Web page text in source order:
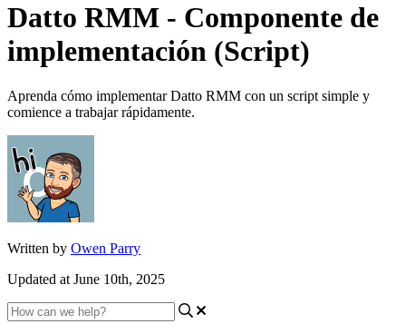
Datto RMM - Componente de
implementación (Script)
Aprenda cómo implementar Datto RMM con un script simple y
comience a trabajar rápidamente.
Written by Owen Parry
Updated at June 10th, 2025